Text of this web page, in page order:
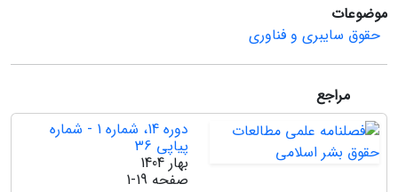
موضوعات
حقوق سایبری و فناوری
مراجع
دوره 14، شماره 1 - شماره
پیاپی 36
بهار 1404
صفحه 1-19